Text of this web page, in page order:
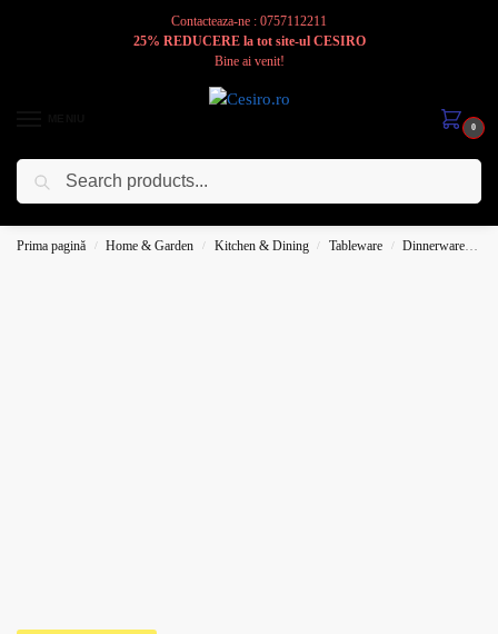
Contacteaza-ne : 0757112211
25% REDUCERE la tot site-ul CESIRO
Bine ai venit!
0
Cesiro
Prima pagină / Home & Garden / Kitchen & Dining / Tableware / Dinnerware